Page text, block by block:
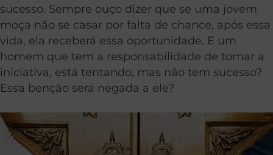
sucesso. Sempre ouço dizer que se uma jovem
moça não se casar por falta de chance, após essa
vida, ela receberá essa oportunidade. E um
homem que tem a responsabilidade de tomar a
iniciativa, está tentando, mas não tem sucesso?
Essa benção será negada a ele?